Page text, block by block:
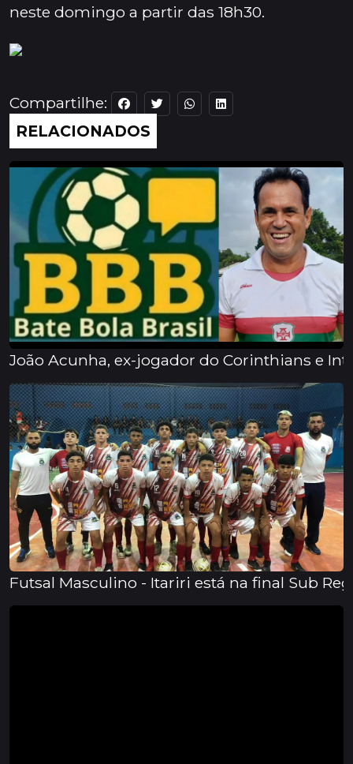
neste domingo a partir das 18h30.
Compartilhe:
RELACIONADOS
João Acunha, ex-jogador do Corinthians e
Futsal Masculino - Itariri está na final Sub